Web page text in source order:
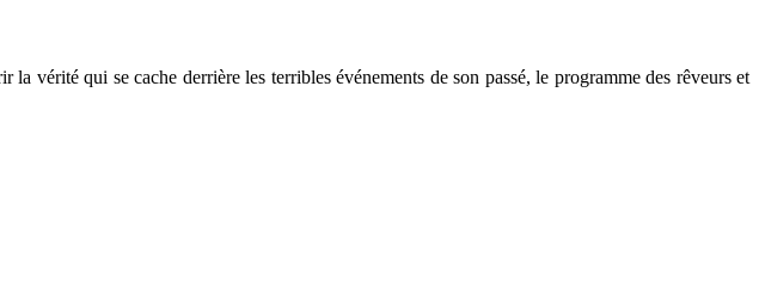
vérité qui se cache derrière les terribles événements de son passé, le programme des rêveurs et